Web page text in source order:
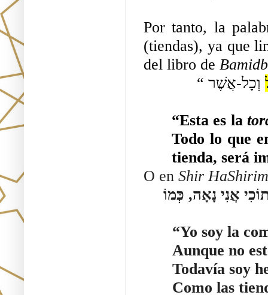
Por tanto, la
(tiendas), ya que
del libro de
“Esta es la
Todo lo que
tienda, será
O en Shir
אֲנִי נָאָה, כְּמוֹ
“Yo soy la
Aunque no
Todavía soy
Como las